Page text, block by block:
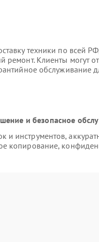
техники по всей
Клиенты могут
обслуживание
и безопасное
инструментов,
копирование,